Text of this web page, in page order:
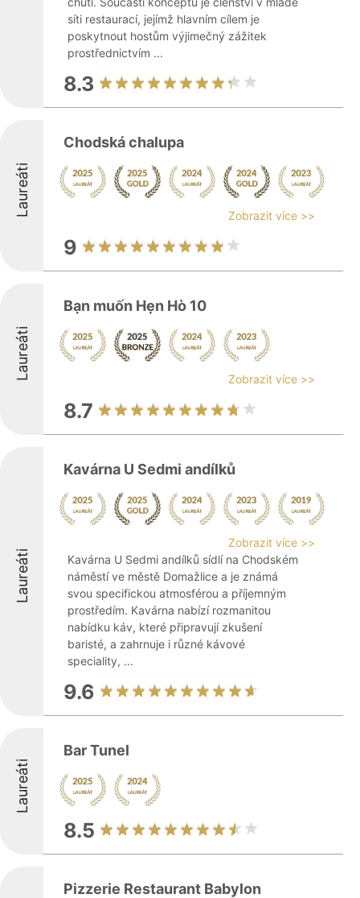
síti restaurací, jejímž hlavním cílem je
poskytnout hostům výjimečný zážitek
prostřednictvím ...
8.3
Laureáti
Chodská chalupa
Zobrazit více >>
9
Laureáti
Bạn muốn Hẹn Hò 10
Zobrazit více >>
8.7
Laureáti
Kavárna U Sedmi andílků
Zobrazit více >>
Kavárna U Sedmi andílků sídlí na Chodském
náměstí ve městě Domažlice a je známá
svou specifickou atmosférou a příjemným
prostředím. Kavárna nabízí rozmanitou
nabídku káv, které připravují zkušení
baristé, a zahrnuje i různé kávové
speciality, ...
9.6
Laureáti
Bar Tunel
8.5
Pizzerie Restaurant Babylon